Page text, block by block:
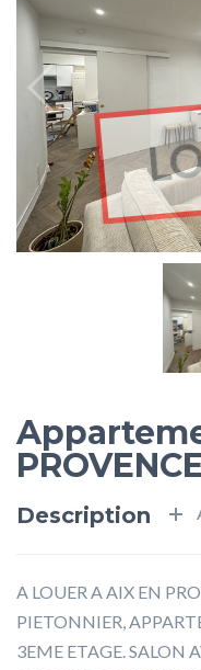
Description
A LOUER A AIX EN
PIETONNIER,
3EME ETAGE. SALON